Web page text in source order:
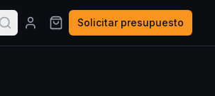
Solicitar presupuesto